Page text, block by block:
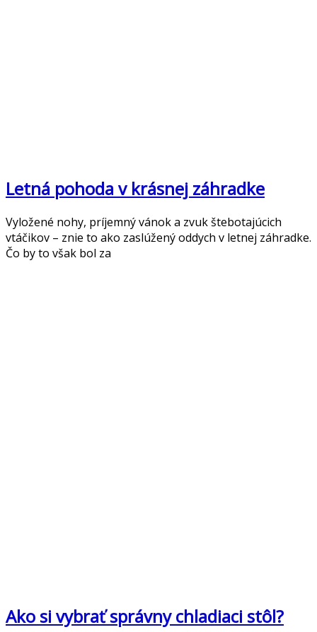
Letná pohoda v krásnej záhradke
Vyložené nohy, príjemný vánok a zvuk štebotajúcich
vtáčikov – znie to ako zaslúžený oddych v letnej záhradke.
Čo by to však bol za
Ako si vybrať správny chladiaci stôl?